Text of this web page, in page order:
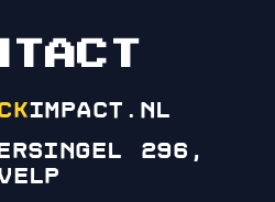
impact.nl
296,